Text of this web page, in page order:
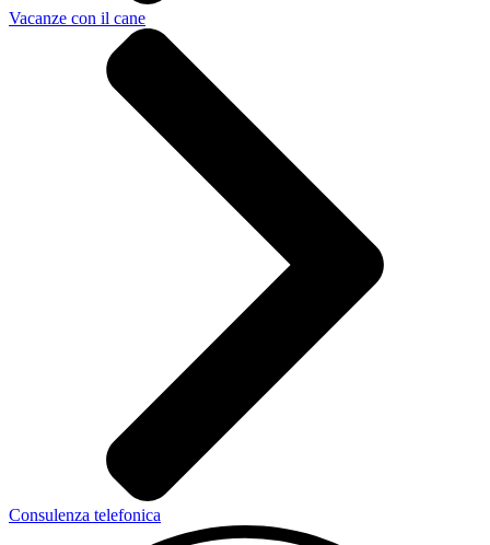
Vacanze con il cane
Consulenza telefonica